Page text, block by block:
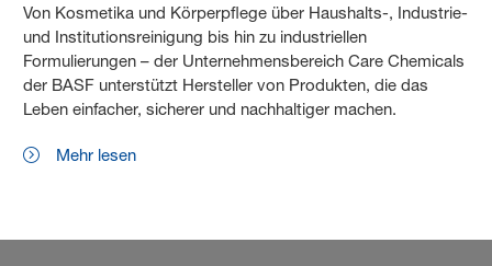
Von Kosmetika und Körperpflege über Haushalts-, Industrie-
und Institutionsreinigung bis hin zu industriellen
Formulierungen – der Unternehmensbereich Care Chemicals
der BASF unterstützt Hersteller von Produkten, die das
Leben einfacher, sicherer und nachhaltiger machen.
Mehr lesen